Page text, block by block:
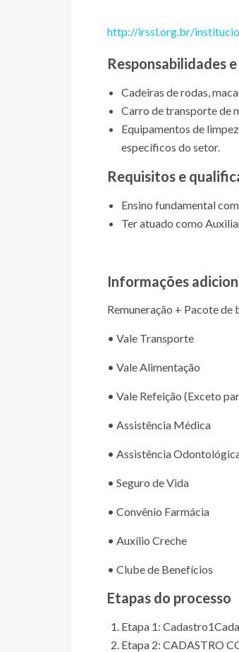
http://irssl.org.br/
Responsabilidades
Cadeiras de rodas,
Carro de transporte de
Equipamentos de
específicos do setor.
Requisitos e
Ensino fundamental
Ter atuado como
Informações
Remuneração + Pacote
• Vale Transporte
• Vale Alimentação
• Vale Refeição (Exceto
• Assistência Médica
• Assistência
• Seguro de Vida
• Convênio Farmácia
• Auxílio Creche
• Clube de Benefícios
Etapas do processo
Etapa 1: Cadastro1
Etapa 2: CADASTRO